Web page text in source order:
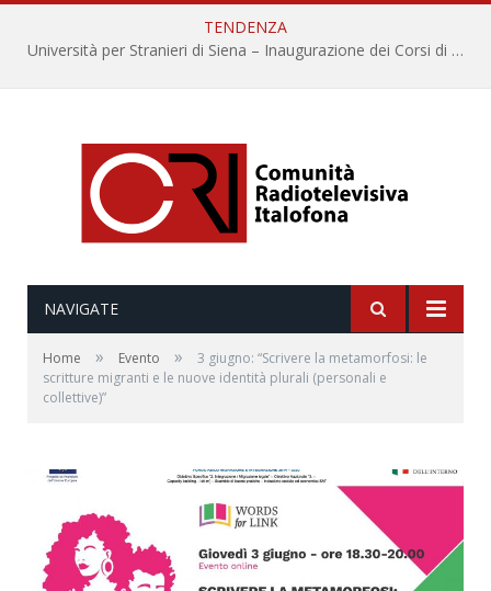
TENDENZA
Università per Stranieri di Siena – Inaugurazione dei Corsi di Lingua e Cultura Italiana, 109a annata
NAVIGATE
Home » Evento »
3 giugno: “Scrivere la metamorfosi: le
scritture migranti e le nuove identità plurali (personali e
collettive)”